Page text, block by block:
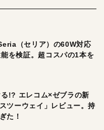
（セリア）の60W対応
を検証。超コスパの1本を
!? エレコム×ゼブラの新
ツーウェイ」レビュー。持
た！